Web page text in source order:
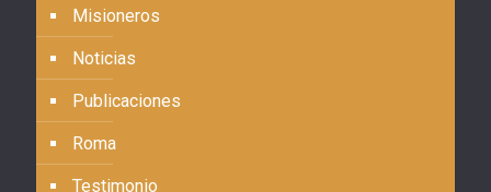
Misioneros
Noticias
Publicaciones
Roma
Testimonio